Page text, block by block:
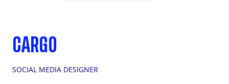
CARGO
SOCIAL MEDIA DESIGNER